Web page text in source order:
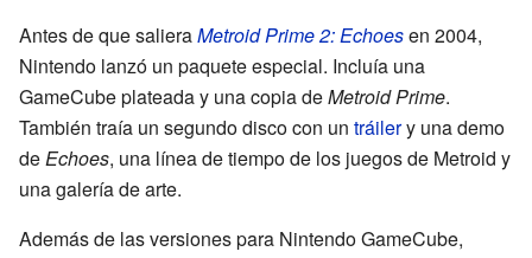
Antes de que salieraMetroid Prime 2: Echoesen 2004,
Nintendo lanzó un paquete especial. Incluía una
GameCube plateada y una copia deMetroid Prime.
También traía un segundo disco con un tráilery una demo
deEchoes, una línea de tiempo de los juegos de Metroid y
una galería de arte.
Además de las versiones para Nintendo GameCube,